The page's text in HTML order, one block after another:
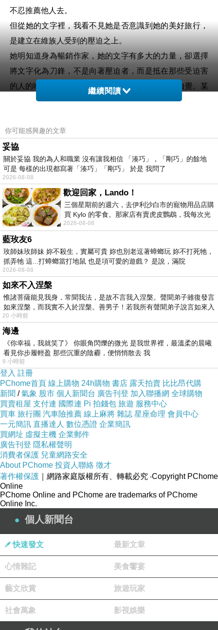
不忍推薦他人去。
但從她的文字裡，我看不見她是否意識到她的美好旅行，
是建立在維族人受到的壓迫之上。
她明知道身為暢銷作家，她的文字有多大的力量，卻選擇
將文字化為刀鋒，不是向著壓迫者，而是抵在那些受迫害
的人的喉間而不自覺。──或者她有。我寧可她有自覺。某
部分的我甚至寧可她真的是參加了樣板旅遊，所以不得不
此前或許也早就有許多跡象，只是我一直視而不見。也或
許就是因為我其實都看見了，所以才只是傷心，而不感到
意外吧。
我早就知道了。
會傷心，是因為我終於瞞不了自己了。
謝謝張曼娟。
謝謝妳啟發我開始寫。也謝謝妳讓我再次明白，從今以
後，我想為了什麼寫、又要如何去寫。
過去的作品，字裡行間的溫柔，我還是願意相信那是真
的。
但是此後，此後我心中的那株木棉再也不開花。
上一篇：追
下一篇：
繼續閱讀
你可能感興趣的文章
妥協
關於妥協 我的為人和職業 沒有讓我相信 「湊巧」，「剛巧」的餘地
可是 每樣的出現都寫著「湊巧」「剛巧」 於是 我問了
2026-08-08
歡迎回家，Lando！
三個星期前的週六，去伊利沙白市的寵物用品店購
買 Kylo 的零食。那家店有賣虎皮鸚鵡，我每次光
顧都會去看一下。他們偶爾會引進 C
2026-08-08
藍玫友6
玫師妹玫師妹 妳不殺生，實屬可貴 妳也別老逗著蟑螂玩 妳不打死牠，
抓弄牠 這...打蟑螂當打地鼠 也是項可愛的遊戲？ 是說，滿院
2026-08-08
如來不入涅槃
惟諸菩薩能見我身，常聞我法，是故不言我入涅槃。聲聞弟子雖復發言
如來涅槃，而我實不入於涅槃。善男子！若我所有聲聞弟子說言如來入
20 小時前
海邊
《你幸福，我就笑了》 你眼角閃爍的微光 是我世界裡，最溫柔的晨曦
看見你步履輕盈 那些沉重的陰霾，便悄悄散去 我
9 小時前
登入 註冊
PChome首頁 線上購物 24h購物 書店 露天拍賣 比比昂代購
新聞 /氣象 股市 個人新聞台 廣告刊登 加入聯播網 全球購物
買賣租屋 支付連 國際連 Pi 拍錢包 旅遊 服務中心
買車 旅行團 汽車險推薦 線上麻將 雜誌 星座命理 會員中心
一元簡訊 直播達人 數位憑證 企業簡訊
買網址 虛擬主機 企業郵件
廣告刊登 隱私權聲明
消費者保護 兒童網路安全
About PChome 投資人聯絡 徵才
著作權保護 ｜網路家庭版權所有、轉載必究 ‧Copyright PChome
Online
PChome Online and PChome are trademarks of PChome
Online Inc.
個人新聞台
快速發文 最新文章
心情雜記 美食饗宴
藝文欣賞 旅遊玩家
社會萬象 影視娛樂